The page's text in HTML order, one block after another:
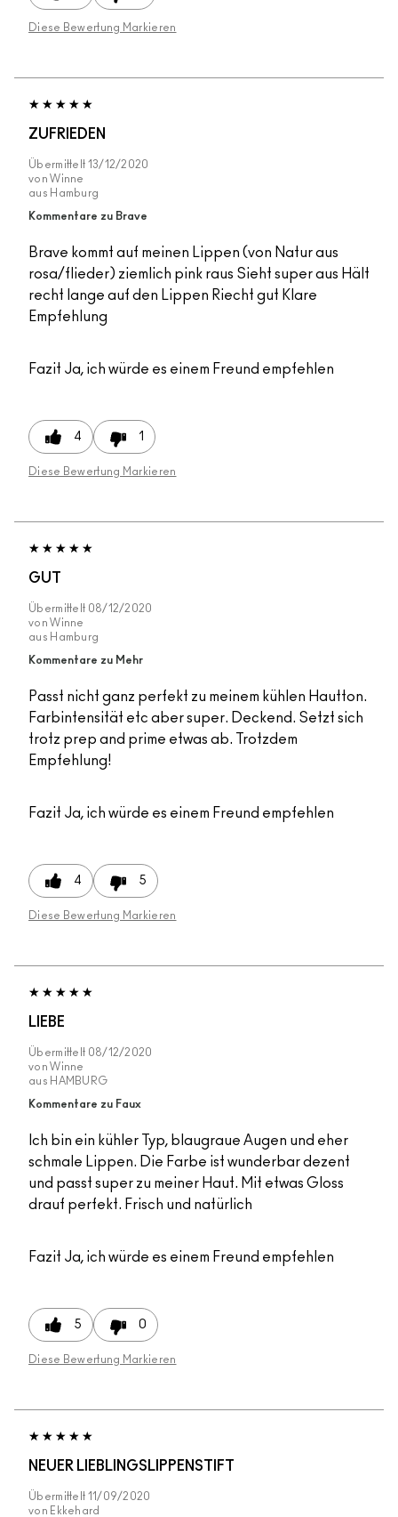
Diese Bewertung Markieren
ZUFRIEDEN
Übermittelt 13/12/2020
von Winne
aus Hamburg
Kommentare zu Brave
Brave kommt auf meinen Lippen (von Natur aus
rosa/flieder) ziemlich pink raus Sieht super aus Hält
recht lange auf den Lippen Riecht gut Klare
Empfehlung
Fazit Ja, ich würde es einem Freund empfehlen
4 1
Diese Bewertung Markieren
GUT
Übermittelt 08/12/2020
von Winne
aus Hamburg
Kommentare zu Mehr
Passt nicht ganz perfekt zu meinem kühlen Hautton.
Farbintensität etc aber super. Deckend. Setzt sich
trotz prep and prime etwas ab. Trotzdem
Empfehlung!
Fazit Ja, ich würde es einem Freund empfehlen
4 5
Diese Bewertung Markieren
LIEBE
Übermittelt 08/12/2020
von Winne
aus HAMBURG
Kommentare zu Faux
Ich bin ein kühler Typ, blaugraue Augen und eher
schmale Lippen. Die Farbe ist wunderbar dezent
und passt super zu meiner Haut. Mit etwas Gloss
drauf perfekt. Frisch und natürlich
Fazit Ja, ich würde es einem Freund empfehlen
5 0
Diese Bewertung Markieren
NEUER LIEBLINGSLIPPENSTIFT
Übermittelt 11/09/2020
von Ekkehard